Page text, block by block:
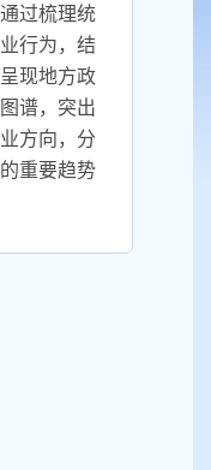
过梳理统
行为，结
现地方政
谱，突出
方向，分
重要趋势